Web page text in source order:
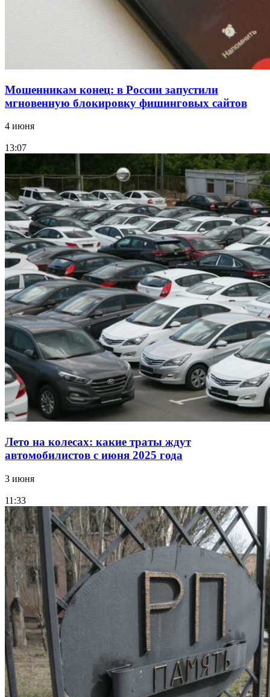
Мошенникам конец: в России запустили
мгновенную блокировку фишинговых сайтов
4 июня
13:07
Лето на колесах: какие траты ждут
автомобилистов с июня 2025 года
3 июня
11:33